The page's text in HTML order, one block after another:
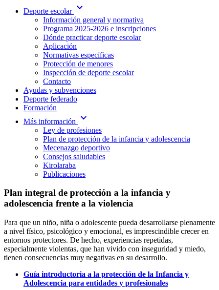
Deporte escolar expand_more
Información general y normativa
Programa 2025-2026 e inscripciones
Dónde practicar deporte escolar
Aplicación
Normativas específicas
Protección de menores
Inspección de deporte escolar
Contacto
Ayudas y subvenciones
Deporte federado
Formación
Más información
expand_more
Ley de profesiones
Plan de protección de la infancia y adolescencia
Mecenazgo deportivo
Consejos saludables
Kirolaraba
Publicaciones
Plan integral de protección a la infancia y
adolescencia frente a la violencia
Para que un niño, niña o adolescente pueda desarrollarse plenamente
a nivel físico, psicológico y emocional, es imprescindible crecer en
entornos protectores. De hecho, experiencias repetidas,
especialmente violentas, que han vivido con inseguridad y miedo,
tienen consecuencias muy negativas en su desarrollo.
Guía introductoria a la protección de la Infancia y
Adolescencia para entidades y profesionales